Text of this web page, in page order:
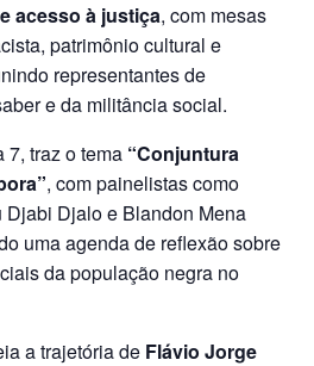
acesso à justiça, com mesas
patrimônio cultural e
representantes de
e da militância social.
7, traz o tema “Conjuntura
, com painelistas como
Djabi Djalo e Blandon Mena
uma agenda de reflexão sobre
da população negra no
a trajetória de Flávio Jorge